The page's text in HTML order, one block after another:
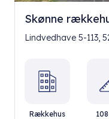
Skønne
Lindvedhave 5-113,
Rækkehus